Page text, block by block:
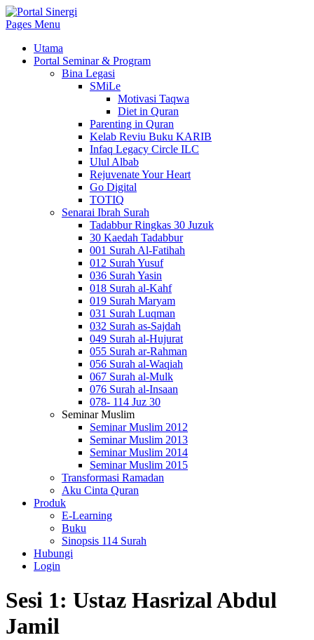
Pages Menu
Utama
Portal Seminar & Program
Bina Legasi
SMiLe
Motivasi Taqwa
Diet in Quran
Parenting in Quran
Kelab Reviu Buku KARIB
Infaq Legacy Circle ILC
Ulul Albab
Rejuvenate Your Heart
Go Digital
TOTIQ
Senarai Ibrah Surah
Tadabbur Ringkas 30 Juzuk
30 Kaedah Tadabbur
001 Surah Al-Fatihah
012 Surah Yusuf
036 Surah Yasin
018 Surah al-Kahf
019 Surah Maryam
031 Surah Luqman
032 Surah as-Sajdah
049 Surah al-Hujurat
055 Surah ar-Rahman
056 Surah al-Waqiah
067 Surah al-Mulk
076 Surah al-Insaan
078- 114 Juz 30
Seminar Muslim
Seminar Muslim 2012
Seminar Muslim 2013
Seminar Muslim 2014
Seminar Muslim 2015
Transformasi Ramadan
Aku Cinta Quran
Produk
E-Learning
Buku
Sinopsis 114 Surah
Hubungi
Login
Sesi 1: Ustaz Hasrizal Abdul
Jamil